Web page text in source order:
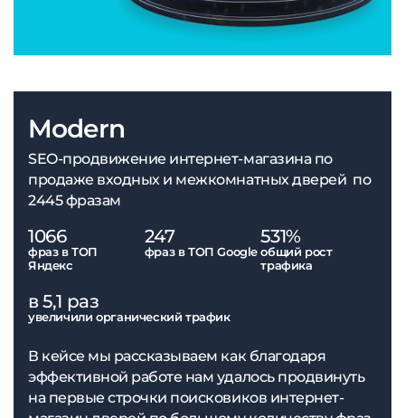
Modern
SEO-продвижение интернет-магазина по
продаже входных и межкомнатных дверей по
2445 фразам
1066
фраз в ТОП
Яндекс
247
фраз в ТОП Google
531%
общий рост
трафика
в 5,1 раз
увеличили органический трафик
В кейсе мы рассказываем как благодаря
эффективной работе нам удалось продвинуть
на первые строчки поисковиков интернет-